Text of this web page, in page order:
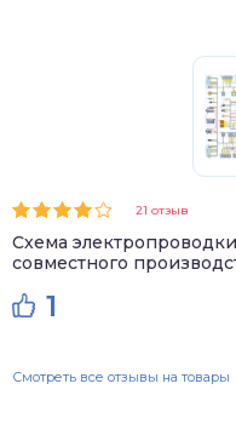
21 отзыв
Схема
совместного
1
Смотреть все отзывы на товары